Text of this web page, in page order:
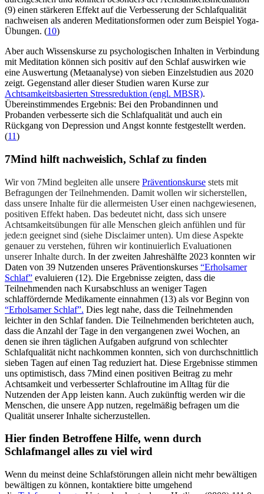
(9) einen stärkeren Effekt auf die Verbesserung der Schlafqualität
nachweisen als anderen Meditationsformen oder zum Beispiel Yoga-
Übungen. (10)
Aber auch Wissenskurse zu psychologischen Inhalten in Verbindung
mit Meditation können sich positiv auf den Schlaf auswirken wie
eine Auswertung (Metaanalyse) von sieben Einzelstudien aus 2020
zeigt. Gegenstand aller dieser Studien waren Kurse zur
Achtsamkeitsbasierten Stressreduktion (engl. MBSR).
Übereinstimmendes Ergebnis: Bei den Probandinnen und
Probanden verbesserte sich die Schlafqualität und auch ein
Rückgang von Depression und Angst konnte festgestellt werden.
(11)
7Mind hilft nachweislich, Schlaf zu finden
Wir von 7Mind begleiten alle unsere Präventionskurse stets mit
Befragungen der Teilnehmenden. Damit wollen wir sicherstellen,
dass unsere Inhalte für die allermeisten User einen nachgewiesenen,
positiven Effekt haben. Das bedeutet nicht, dass sich unsere
Achtsamkeitsübungen für alle Menschen gleich anfühlen und für
jede:n geeignet sind (siehe Disclaimer unten). Um diese Aspekte
genauer zu verstehen, führen wir kontinuierlich Evaluationen
unserer Inhalte durch. In der zweiten Jahreshälfte 2023 konnten wir
Daten von 39 Nutzenden unseres Präventionskurses “Erholsamer
Schlaf” evaluieren (12). Die Ergebnisse zeigten, dass die
Teilnehmenden nach Kursabschluss an weniger Tagen
schlaffördernde Medikamente einnahmen (13) als vor Beginn von
“Erholsamer Schlaf”. Dies legt nahe, dass die Teilnehmenden
leichter in den Schlaf fanden. Die Teilnehmenden berichteten auch,
dass die Anzahl der Tage in den vergangenen zwei Wochen, an
denen sie ihren täglichen Aufgaben aufgrund von schlechter
Schlafqualität nicht nachkommen konnten, sich von durchschnittlich
sieben Tagen auf einen Tag reduziert hat. Diese Ergebnisse stimmen
uns optimistisch, dass 7Mind einen positiven Beitrag zu mehr
Achtsamkeit und verbesserter Schlafroutine im Alltag für die
Nutzenden der App leisten kann. Auch zukünftig werden wir die
Menschen, die unsere App nutzen, regelmäßig befragen um die
Qualität unserer Inhalte sicherzustellen.
Hier finden Betroffene Hilfe, wenn durch
Schlafmangel alles zu viel wird
Wenn du meinst deine Schlafstörungen allein nicht mehr bewältigen
bewältigen zu können, kontaktiere bitte umgehend